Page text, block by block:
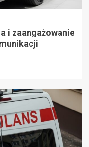
i zaangażowanie